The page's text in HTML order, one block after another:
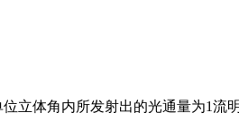
体角内所发射出的光通量为1流明